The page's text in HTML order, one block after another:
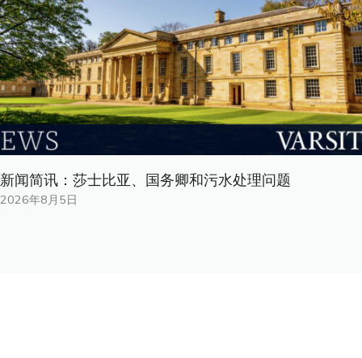
新闻简讯：莎士比亚、国务卿和污水处理问题
2026年8月5日